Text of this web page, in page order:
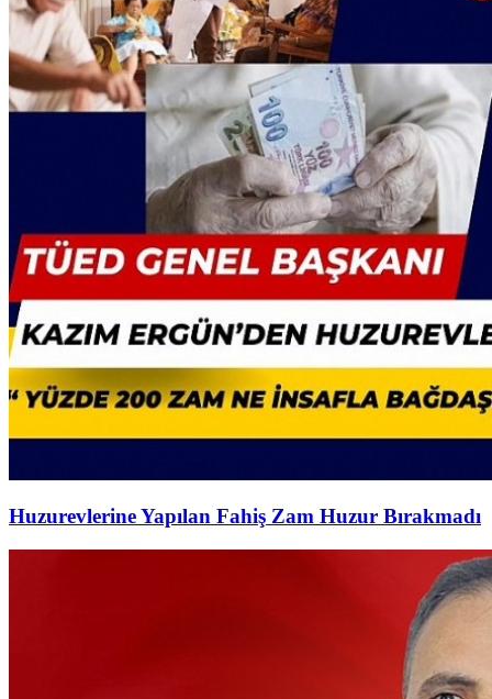
Huzurevlerine Yapılan Fahiş Zam Huzur Bırakmadı